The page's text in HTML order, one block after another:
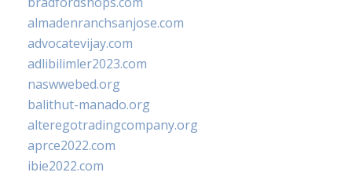
almadenranchsanjose.com
advocatevijay.com
adlibilimler2023.com
naswwebed.org
balithut-manado.org
alteregotradingcompany.org
aprce2022.com
ibie2022.com